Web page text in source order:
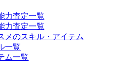
力査定一覧
力査定一覧
メのスキル・アイテム
一覧
ム一覧